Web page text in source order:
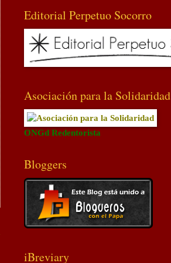
Editorial Perpetuo Socorro
Asociación para la Solidaridad
ONGd Redentorista
Bloggers
iBreviary